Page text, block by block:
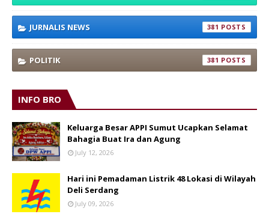
JURNALIS NEWS 381
POLITIK 381
INFO BRO
Keluarga Besar APPI Sumut Ucapkan Selamat
Bahagia Buat Ira dan Agung
July 12, 2026
Hari ini Pemadaman Listrik 48 Lokasi di Wilayah
Deli Serdang
July 09, 2026